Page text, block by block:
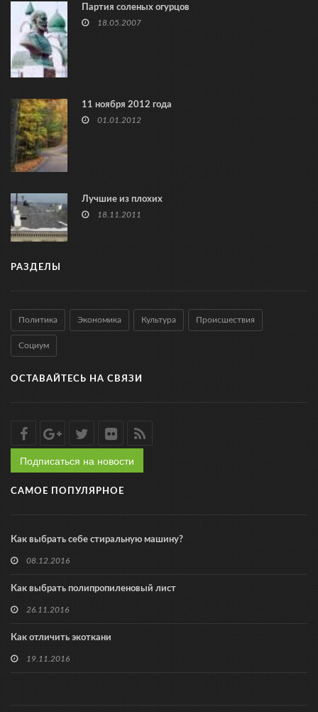
Партия соленых огурцов
18.05.2007
11 ноября 2012 года
01.01.2012
Лучшие из плохих
18.11.2011
РАЗДЕЛЫ
Политика Экономика Культура Происшествия
Социум
ОСТАВАЙТЕСЬ НА СВЯЗИ
Подписаться на новости
САМОЕ ПОПУЛЯРНОЕ
Как выбрать себе стиральную машину?
08.12.2016
Как выбрать полипропиленовый лист
26.11.2016
Как отличить экоткани
19.11.2016